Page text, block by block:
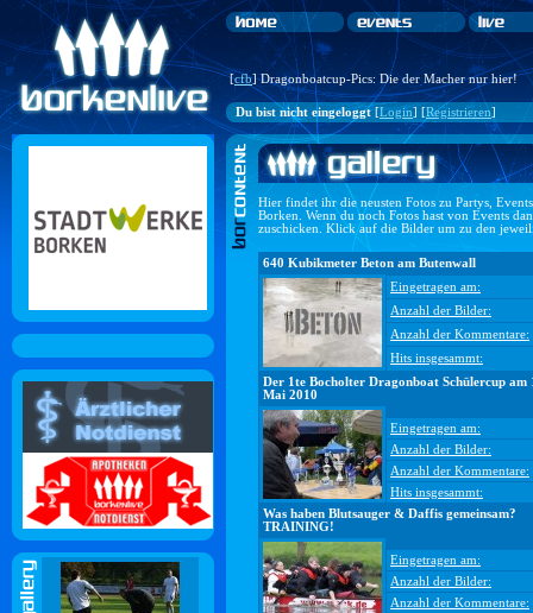
[cfb] Dragonboatcup-Pics: Die der Macher nur hier!
Du bist nicht eingeloggt[Login] [Registrieren]
Hier findet ihr die neusten Fotos zu Partys,
Borken. Wenn du noch Fotos hast von Events
zuschicken. Klick auf die Bilder um zu den
640 Kubikmeter Beton am Butenwall
Eingetragen am:
Anzahl der Bilder:
Anzahl der Kommentare:
Hits insgesammt:
Der 1te Bocholter Dragonboat Schülercup am
Mai 2010
Eingetragen am:
Anzahl der Bilder:
Anzahl der Kommentare:
Hits insgesammt:
Was haben Blutsauger & Daffis gemeinsam?
TRAINING!
Eingetragen am:
Anzahl der Bilder:
Anzahl der Kommentare: